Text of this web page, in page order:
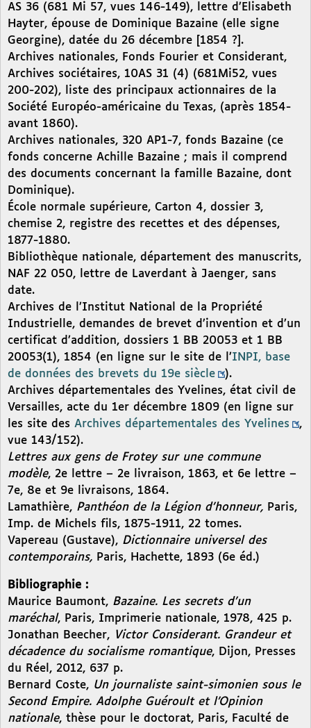
AS 36 (681 Mi 57, vues 146-149), lettre d’Elisabeth
Hayter, épouse de Dominique Bazaine (elle signe
Georgine), datée du 26 décembre [1854 ?].
Archives nationales, Fonds Fourier et Considerant,
Archives sociétaires, 10AS 31 (4) (681Mi52, vues
200-202), liste des principaux actionnaires de la
Société Européo-américaine du Texas, (après 1854-
avant 1860).
Archives nationales, 320 AP1-7, fonds Bazaine (ce
fonds concerne Achille Bazaine ; mais il comprend
des documents concernant la famille Bazaine, dont
Dominique).
École normale supérieure, Carton 4, dossier 3,
chemise 2, registre des recettes et des dépenses,
1877-1880.
Bibliothèque nationale, département des manuscrits,
NAF 22 050, lettre de Laverdant à Jaenger, sans
date.
Archives de l’Institut National de la Propriété
Industrielle, demandes de brevet d’invention et d’un
certificat d’addition, dossiers 1 BB 20053 et 1 BB
20053(1), 1854 (en ligne sur le site de l’INPI, base
de données des brevets du 19e siècle
).
Archives départementales des Yvelines, état civil de
Versailles, acte du 1er décembre 1809 (en ligne sur
les site des Archives départementales des Yvelines
,
vue 143/152).
Lettres aux gens de Frotey sur une commune
modèle, 2e lettre – 2e livraison, 1863, et 6e lettre –
7e, 8e et 9e livraisons, 1864.
Lamathière, Panthéon de la Légion d’honneur, Paris,
Imp. de Michels fils, 1875-1911, 22 tomes.
Vapereau (Gustave), Dictionnaire universel des
contemporains, Paris, Hachette, 1893 (6e éd.)
Bibliographie :
Maurice Baumont, Bazaine. Les secrets d’un
maréchal, Paris, Imprimerie nationale, 1978, 425 p.
Jonathan Beecher, Victor Considerant. Grandeur et
décadence du socialisme romantique, Dijon, Presses
du Réel, 2012, 637 p.
Bernard Coste, Un journaliste saint-simonien sous le
Second Empire. Adolphe Guéroult et l’Opinion
nationale, thèse pour le doctorat, Paris, Faculté de